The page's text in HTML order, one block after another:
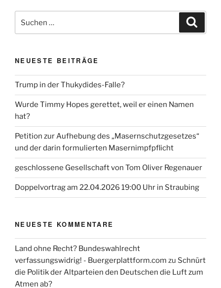
nach:
NEUESTE BEITRÄGE
Trump in der Thukydides-Falle?
Wurde Timmy Hopes gerettet, weil er einen Namen
hat?
Petition zur Aufhebung des „Masernschutzgesetzes“
und der darin formulierten Masernimpfpflicht
geschlossene Gesellschaft von Tom Oliver Regenauer
Doppelvortrag am 22.04.2026 19:00 Uhr in Straubing
NEUESTE KOMMENTARE
Land ohne Recht? Bundeswahlrecht
verfassungswidrig! - Buergerplattform.com zu Schnürt
die Politik der Altparteien den Deutschen die Luft zum
Atmen ab?